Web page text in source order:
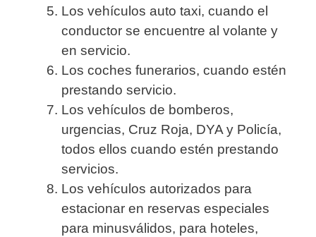
Los vehículos auto taxi, cuando el
conductor se encuentre al volante y
en servicio.
Los coches funerarios, cuando estén
prestando servicio.
Los vehículos de bomberos,
urgencias, Cruz Roja, DYA y Policía,
todos ellos cuando estén prestando
servicios.
Los vehículos autorizados para
estacionar en reservas especiales
para minusválidos, para hoteles,